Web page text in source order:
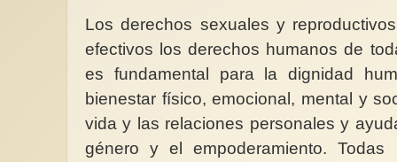
Los derechos sexuales y
efectivos los derechos humanos de
es fundamental para la dignidad
bienestar físico, emocional, mental y
vida y las relaciones personales y
género y el empoderamiento.